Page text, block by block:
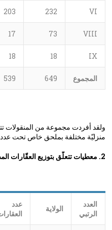
VI
232
203
VIII
73
17
IX
18
18
المجموع 649
539
ولقد أفردت مجموعة من المنقولات
منزليّة مختلفة بملحق خاص تحت عدد VII.
2. معطيات تتعلّق بتوزيع العقّارات المصادرة حسب موقعها الجغرافي
العدد
الرتبي
الولاية
عدد